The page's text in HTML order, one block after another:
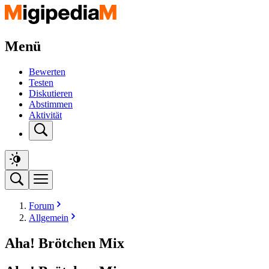
Menü
Bewerten
Testen
Diskutieren
Abstimmen
Aktivität
Forum
Allgemein
Aha! Brötchen Mix